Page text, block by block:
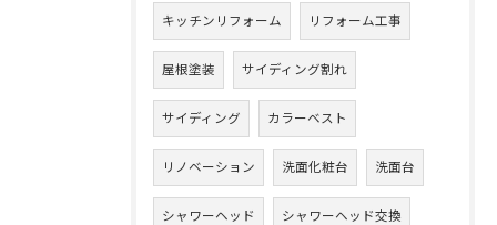
キッチンリフォーム リフォーム工事
屋根塗装 サイディング割れ
サイディング カラーベスト
リノベーション 洗面化粧台 洗面台
シャワーヘッド シャワーヘッド交換